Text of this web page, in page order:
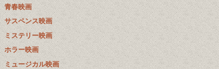
青春映画
サスペンス映画
ミステリー映画
ホラー映画
ミュージカル映画